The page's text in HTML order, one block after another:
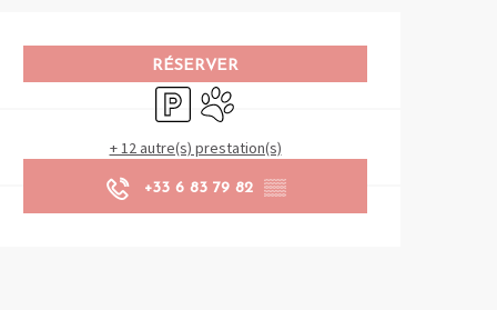
et coordonnées
RÉSERVER
ParkingAnimaux acceptés
+ 12 autre(s) prestation(s)
+33 6 83 79 82 ▒▒